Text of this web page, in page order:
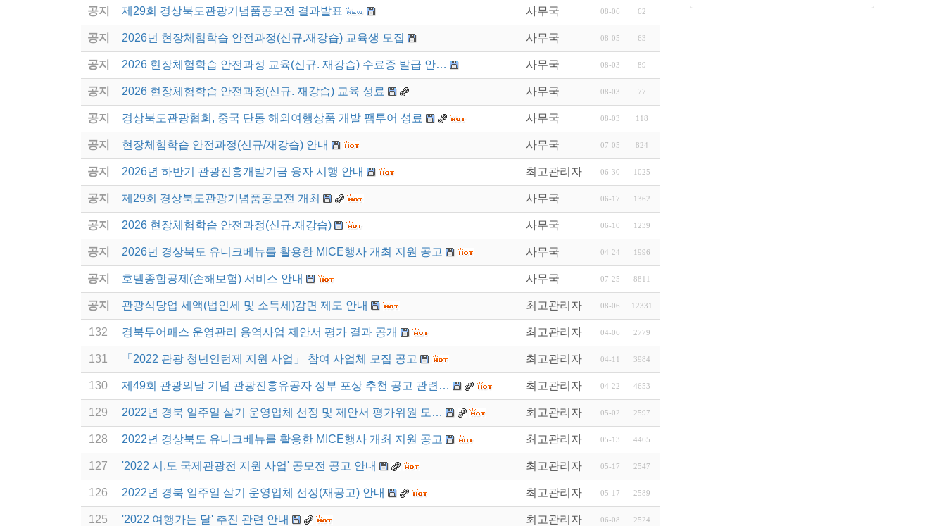
공지 제29회 경상북도관광기념품공모전 결과발표 사무국 08-06 62
공지 2026년 현장체험학습 안전과정(신규.재강습) 교육생 모집 사무국 08-05 63
공지 2026 현장체험학습 안전과정 교육(신규. 재강습) 수료증 발급 안… 사무국 08-03 89
공지 2026 현장체험학습 안전과정(신규. 재강습) 교육 성료 사무국 08-03 77
공지 경상북도관광협회, 중국 단동 해외여행상품 개발 팸투어 성료 사무국 08-03 118
공지 현장체험학습 안전과정(신규/재강습) 안내 사무국 07-05 824
공지 2026년 하반기 관광진흥개발기금 융자 시행 안내 최고관리자 06-30 1025
공지 제29회 경상북도관광기념품공모전 개최 사무국 06-17 1362
공지 2026 현장체험학습 안전과정(신규.재강습) 사무국 06-10 1239
공지 2026년 경상북도 유니크베뉴를 활용한 MICE행사 개최 지원 공고 사무국 04-24 1996
공지 호텔종합공제(손해보험) 서비스 안내 사무국 07-25 8811
공지 관광식당업 세액(법인세 및 소득세)감면 제도 안내 최고관리자 08-06 12331
132 경북투어패스 운영관리 용역사업 제안서 평가 결과 공개 최고관리자 04-06 2779
131 「2022 관광 청년인턴제 지원 사업」 참여 사업체 모집 공고 최고관리자 04-11 3984
130 제49회 관광의날 기념 관광진흥유공자 정부 포상 추천 공고 관련… 최고관리자 04-22 4653
129 2022년 경북 일주일 살기 운영업체 선정 및 제안서 평가위원 모… 최고관리자 05-02 2597
128 2022년 경상북도 유니크베뉴를 활용한 MICE행사 개최 지원 공고 최고관리자 05-13 4465
127 '2022 시.도 국제관광전 지원 사업' 공모전 공고 안내 최고관리자 05-17 2547
126 2022년 경북 일주일 살기 운영업체 선정(재공고) 안내 최고관리자 05-17 2589
125 '2022 여행가는 달' 추진 관련 안내 최고관리자 06-08 2524